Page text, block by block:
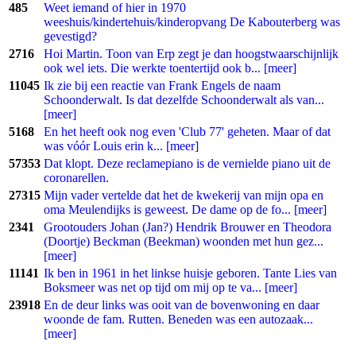
485
Weet iemand of hier in 1970
weeshuis/kindertehuis/kinderopvang De Kabouterberg was
gevestigd?
2716
Hoi Martin. Toon van Erp zegt je dan hoogstwaarschijnlijk
ook wel iets. Die werkte toentertijd ook b... [meer]
11045 Ik zie bij een reactie van Frank Engels de naam
Schoonderwalt. Is dat dezelfde Schoonderwalt als van...
[meer]
5168
En het heeft ook nog even 'Club 77' geheten. Maar of dat
was vóór Louis erin k... [meer]
57353 Dat klopt. Deze reclamepiano is de vernielde piano uit de
coronarellen.
27315 Mijn vader vertelde dat het de kwekerij van mijn opa en
oma Meulendijks is geweest. De dame op de fo... [meer]
2341
Grootouders Johan (Jan?) Hendrik Brouwer en Theodora
(Doortje) Beckman (Beekman) woonden met hun gez...
[meer]
11141 Ik ben in 1961 in het linkse huisje geboren. Tante Lies van
Boksmeer was net op tijd om mij op te va... [meer]
23918 En de deur links was ooit van de bovenwoning en daar
woonde de fam. Rutten. Beneden was een autozaak...
[meer]